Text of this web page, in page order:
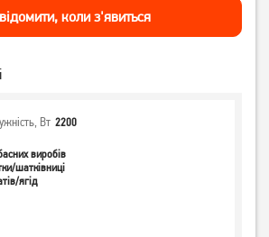
коли з'явиться
Вт 2200
виробів
шатківниці
ягід